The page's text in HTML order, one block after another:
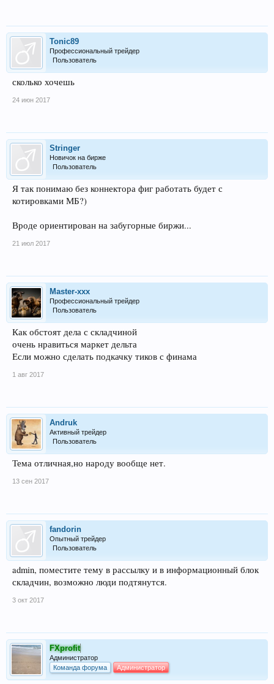
Tonic89
Профессиональный трейдер
Пользователь
сколько хочешь
24 июн 2017
Stringer
Новичок на бирже
Пользователь
Я так понимаю без коннектора фиг работать будет с
котировками МБ?)
Вроде ориентирован на забугорные биржи...
21 июл 2017
Master-xxx
Профессиональный трейдер
Пользователь
Как обстоят дела с складчиной
очень нравиться маркет дельта
Если можно сделать подкачку тиков с финама
1 авг 2017
Andruk
Активный трейдер
Пользователь
Тема отличная,но народу вообще нет.
13 сен 2017
fandorin
Опытный трейдер
Пользователь
admin, поместите тему в рассылку и в информационный блок
складчин, возможно люди подтянутся.
3 окт 2017
FXprofit
Администратор
Команда форума
Администратор